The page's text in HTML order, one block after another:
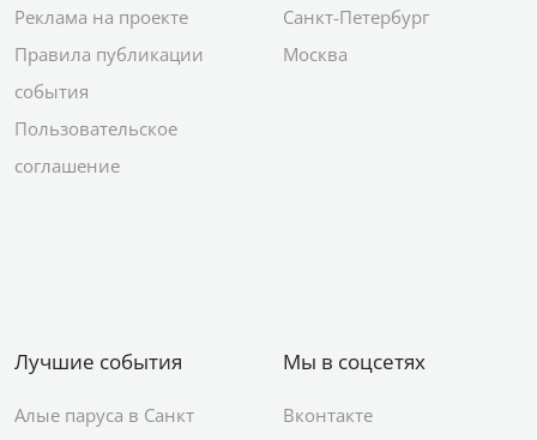
Реклама на проекте
Правила публикации
события
Пользовательское
соглашение
Санкт-Петербург
Москва
Лучшие события
Алые паруса в Санкт
Мы в соцсетях
Вконтакте